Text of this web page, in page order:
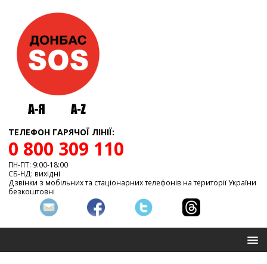
ТЕЛЕФОН ГАРЯЧОЇ ЛІНІЇ:
0 800 309 110
ПН-ПТ: 9:00-18:00
СБ-НД: вихідні
Дзвінки з мобільних та стаціонарних телефонів на території України
безкоштовні